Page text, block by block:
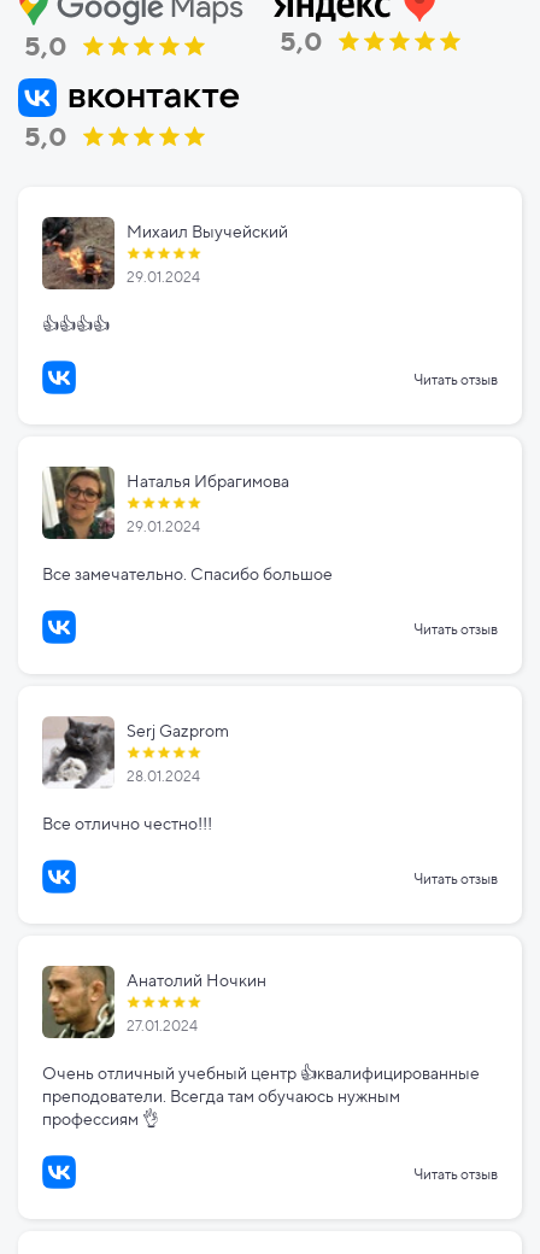
5,0 5,0
5,0
Михаил Выучейский
29.01.2024
👍👍👍👍
Читать отзыв
Наталья Ибрагимова
29.01.2024
Все замечательно. Спасибо большое
Читать отзыв
Serj Gazprom
28.01.2024
Все отлично честно!!!
Читать отзыв
Анатолий Ночкин
27.01.2024
Очень отличный учебный центр 👍квалифицированные
преподователи. Всегда там обучаюсь нужным
профессиям 👌
Читать отзыв